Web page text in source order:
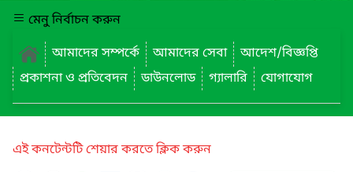
মেনু নির্বাচন করুন
আমাদের সম্পর্কে
আমাদের সেবা
আদেশ/বিজ্ঞপ্তি
প্রকাশনা ও প্রতিবেদন
ডাউনলোড গ্যালারি যোগাযোগ
এই কনটেন্টটি শেয়ার করতে ক্লিক করুন